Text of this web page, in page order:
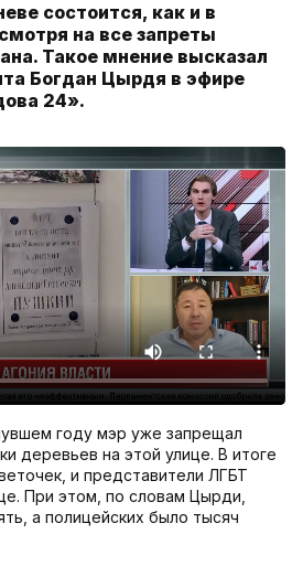
состоится, как и в
на все запреты
Такое мнение высказал
Богдан Цырдя в эфире
24».
году мэр уже запрещал
деревьев на этой улице. В итоге
и представители ЛГБТ
При этом, по словам Цырди,
а полицейских было тысяч